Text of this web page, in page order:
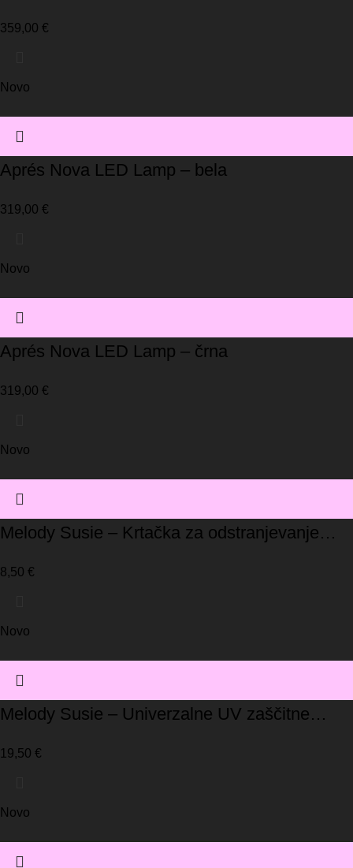
359,00 €
Novo
Aprés Nova LED Lamp – bela
319,00 €
Novo
Aprés Nova LED Lamp – črna
319,00 €
Novo
Melody Susie – Krtačka za odstranjevanje
8,50 €
Novo
Melody Susie – Univerzalne UV zaščitne
19,50 €
Novo